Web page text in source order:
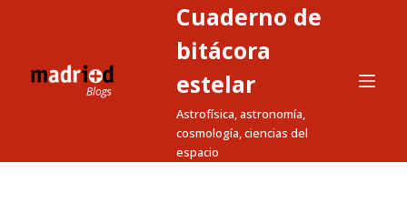
a
Cuaderno de
bitácora
estelar
Astrofísica, astronomía,
cosmología, ciencias del
espacio